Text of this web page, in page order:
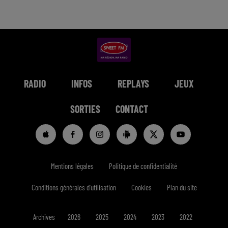
RADIO INFOS REPLAYS JEUX
SORTIES CONTACT
Mentions légales Politique de confidentialité
Conditions générales d'utilisation Cookies Plan du site
Archives 2026 2025 2024 2023 2022